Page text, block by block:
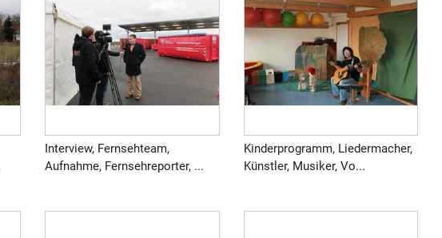
Interview, Fernsehteam,
Aufnahme, Fernsehreporter, ...
Kinderprogramm, Liedermacher,
Künstler, Musiker, Vo...